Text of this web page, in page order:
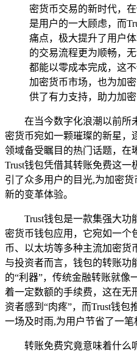
密货币交易的新时代，
是用户的一大顾虑，而
痛点，极大提升了用户
的交易流程更为顺畅，
都能以零成本完成，这
加密货币市场，也为加
供了有力支持，助力加
在当今数字化浪潮以前所
密货币宛如一颗璀璨的新星，
领域备受瞩目的热门话题，在
Trust钱包凭借其转账免费这
引了众多用户的目光,为加密
新的变革体验。
Trust钱包是一款集强大功
密货币钱包应用，它宛如一个
币、以太坊等多种主流加密货
与投资者而言，钱包的转账功
的“利器”，传统金融转账就像
着一定数额的手续费，这在无
资者感到“肉疼”，而Trust钱
一场及时雨,为用户节省了一笔
转账免费究竟意味着什么